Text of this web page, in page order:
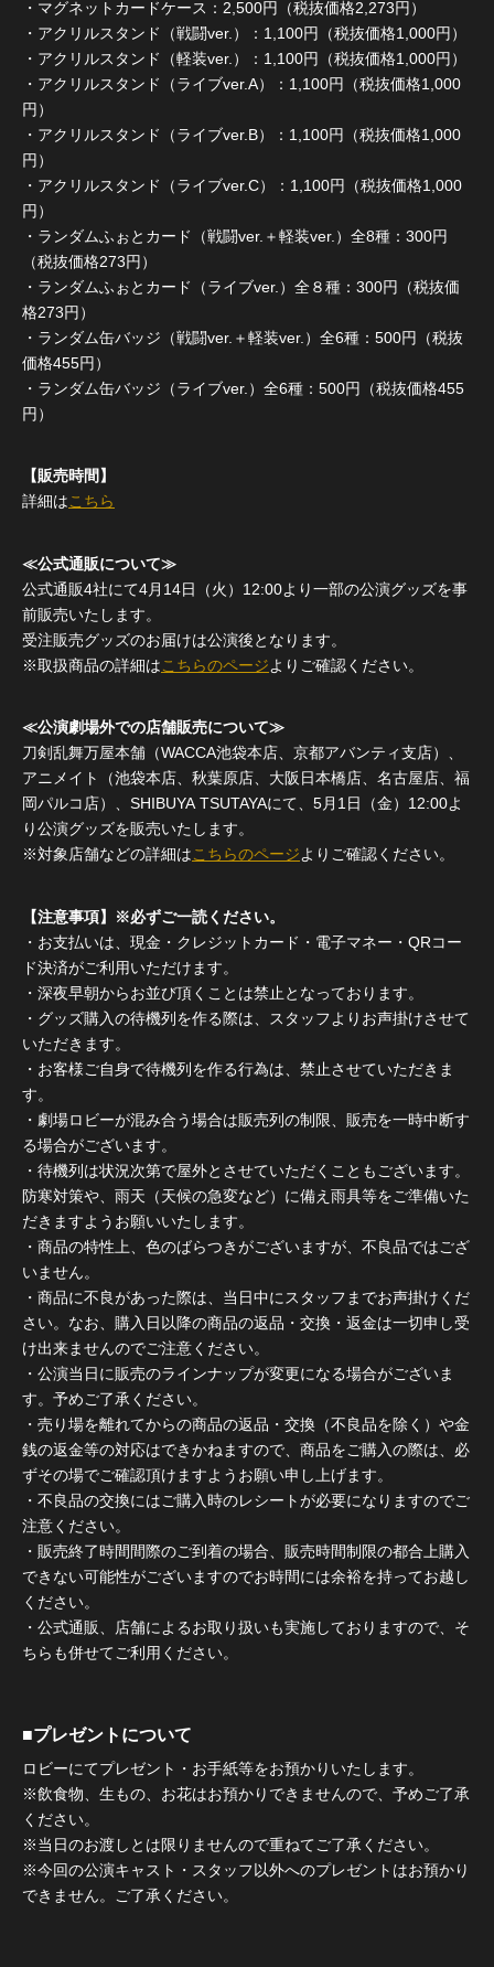
・マグネットカードケース：2,500円（税抜価格2,273円）
・アクリルスタンド（戦闘ver.）：1,100円（税抜価格1,000円）
・アクリルスタンド（軽装ver.）：1,100円（税抜価格1,000円）
・アクリルスタンド（ライブver.A）：1,100円（税抜価格1,000
円）
・アクリルスタンド（ライブver.B）：1,100円（税抜価格1,000
円）
・アクリルスタンド（ライブver.C）：1,100円（税抜価格1,000
円）
・ランダムふぉとカード（戦闘ver.＋軽装ver.）全8種：300円
（税抜価格273円）
・ランダムふぉとカード（ライブver.）全８種：300円（税抜価
格273円）
・ランダム缶バッジ（戦闘ver.＋軽装ver.）全6種：500円（税抜
価格455円）
・ランダム缶バッジ（ライブver.）全6種：500円（税抜価格455
円）
【販売時間】
詳細はこちら
≪公式通販について≫
公式通販4社にて4月14日（火）12:00より一部の公演グッズを事
前販売いたします。
受注販売グッズのお届けは公演後となります。
※取扱商品の詳細はこちらのページよりご確認ください。
≪公演劇場外での店舗販売について≫
刀剣乱舞万屋本舗（WACCA池袋本店、京都アバンティ支店）、
アニメイト（池袋本店、秋葉原店、大阪日本橋店、名古屋店、福
岡パルコ店）、SHIBUYA TSUTAYAにて、5月1日（金）12:00よ
り公演グッズを販売いたします。
※対象店舗などの詳細はこちらのページよりご確認ください。
【注意事項】※必ずご一読ください。
・お支払いは、現金・クレジットカード・電子マネー・QRコー
ド決済がご利用いただけます。
・深夜早朝からお並び頂くことは禁止となっております。
・グッズ購入の待機列を作る際は、スタッフよりお声掛けさせて
いただきます。
・お客様ご自身で待機列を作る行為は、禁止させていただきま
す。
・劇場ロビーが混み合う場合は販売列の制限、販売を一時中断す
る場合がございます。
・待機列は状況次第で屋外とさせていただくこともございます。
防寒対策や、雨天（天候の急変など）に備え雨具等をご準備いた
だきますようお願いいたします。
・商品の特性上、色のばらつきがございますが、不良品ではござ
いません。
・商品に不良があった際は、当日中にスタッフまでお声掛けくだ
さい。なお、購入日以降の商品の返品・交換・返金は一切申し受
け出来ませんのでご注意ください。
・公演当日に販売のラインナップが変更になる場合がございま
す。予めご了承ください。
・売り場を離れてからの商品の返品・交換（不良品を除く）や金
銭の返金等の対応はできかねますので、商品をご購入の際は、必
ずその場でご確認頂けますようお願い申し上げます。
・不良品の交換にはご購入時のレシートが必要になりますのでご
注意ください。
・販売終了時間間際のご到着の場合、販売時間制限の都合上購入
できない可能性がございますのでお時間には余裕を持ってお越し
ください。
・公式通販、店舗によるお取り扱いも実施しておりますので、そ
ちらも併せてご利用ください。
■プレゼントについて
ロビーにてプレゼント・お手紙等をお預かりいたします。
※飲食物、生もの、お花はお預かりできませんので、予めご了承
ください。
※当日のお渡しとは限りませんので重ねてご了承ください。
※今回の公演キャスト・スタッフ以外へのプレゼントはお預かり
できません。ご了承ください。